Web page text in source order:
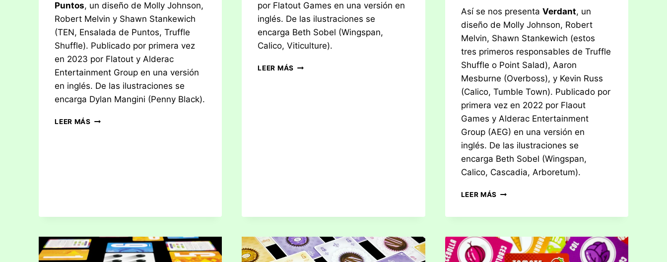
Puntos, un diseño de Molly Johnson,
Robert Melvin y Shawn Stankewich
(TEN, Ensalada de Puntos, Truffle
Shuffle). Publicado por primera vez
en 2023 por Flatout y Alderac
Entertainment Group en una versión
en inglés. De las ilustraciones se
encarga Dylan Mangini (Penny Black).
LEER MÁS RESEÑA:
por Flatout Games en una versión en
inglés. De las ilustraciones se
encarga Beth Sobel (Wingspan,
Calico, Viticulture).
LEER MÁS RESEÑA:
Así se nos presenta Verdant, un
diseño de Molly Johnson, Robert
Melvin, Shawn Stankewich (estos
tres primeros responsables de Truffle
Shuffle o Point Salad), Aaron
Mesburne (Overboss), y Kevin Russ
(Calico, Tumble Town). Publicado por
primera vez en 2022 por Flaout
Games y Alderac Entertainment
Group (AEG) en una versión en
inglés. De las ilustraciones se
encarga Beth Sobel (Wingspan,
Calico, Cascadia, Arboretum).
LEER MÁS RESEÑA: